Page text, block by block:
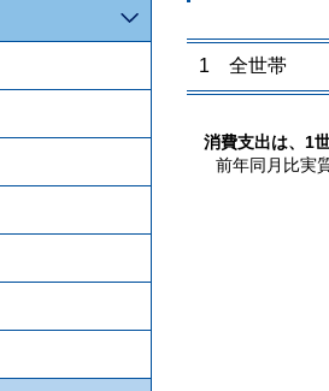
1 全世帯
消費支出は、1
前年同月比実